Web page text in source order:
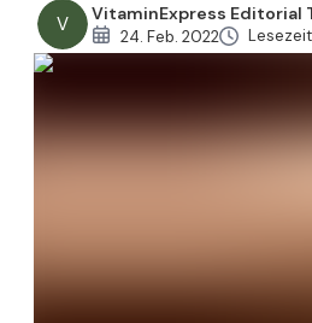
V VitaminExpress Editorial
24. Feb. 2022
Primärmetaboliten in Maca
Aminosäuren in Maca
Maca – sekundäre